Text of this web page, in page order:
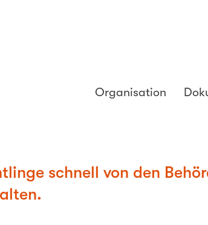
Organisation
schnell von den